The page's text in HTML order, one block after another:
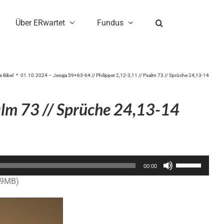
Über ERwartet Fundus
Bibel 01.10.2024 – Jesaja 59+63-64 // Philipper 2,12-3,11 // Psalm 73 // Sprüche 24,13-14
73 // Sprüche 24,13-14
00:00